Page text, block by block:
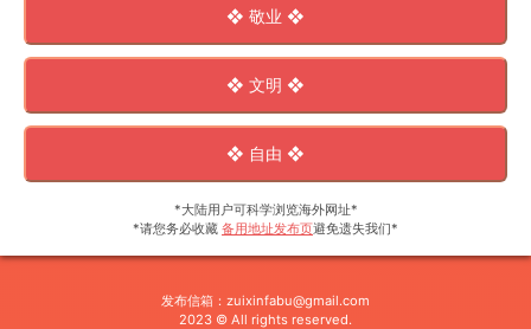
❖ 敬业 ❖
❖ 文明 ❖
❖ 自由 ❖
*大陆用户可科学浏览海外网址*
*请您务必收藏 备用地址发布页避免遗失我们*
发布信箱： zuixinfabu@gmail.com
2023 © All rights reserved.